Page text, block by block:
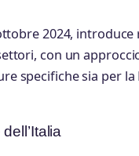
2024,
con un
specifiche sia per